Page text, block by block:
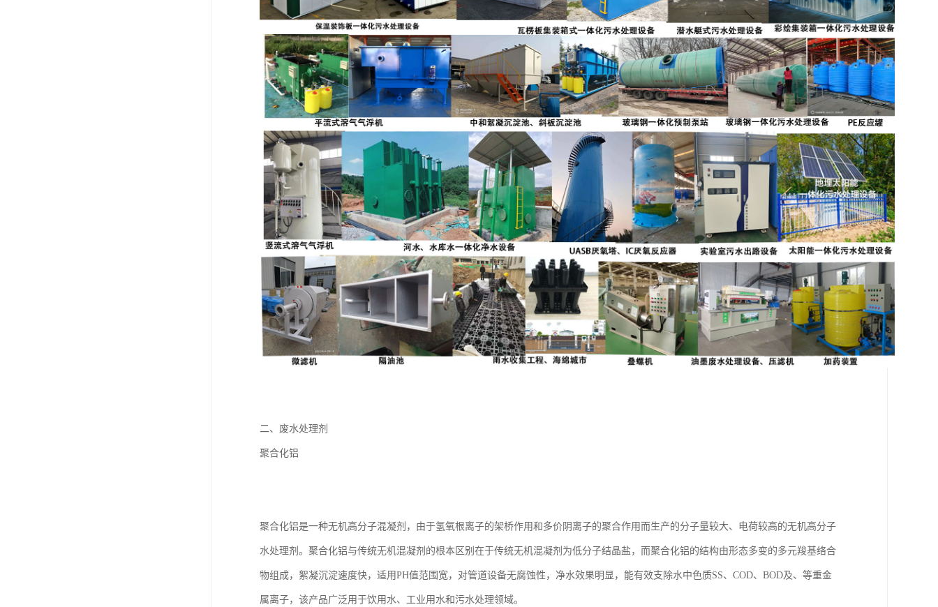
二、废水处理剂
聚合化铝
聚合化铝是一种无机高分子混凝剂，由于氢氧根离子的架桥作用和多价阴离子的聚合作用而生产的分子量较大、电荷较高的无机高分子
水处理剂。聚合化铝与传统无机混凝剂的根本区别在于传统无机混凝剂为低分子结晶盐，而聚合化铝的结构由形态多变的多元羧基络合
物组成，絮凝沉淀速度快，适用PH值范围宽，对管道设备无腐蚀性，净水效果明显，能有效支除水中色质SS、COD、BOD及、等重金
属离子，该产品广泛用于饮用水、工业用水和污水处理领域。